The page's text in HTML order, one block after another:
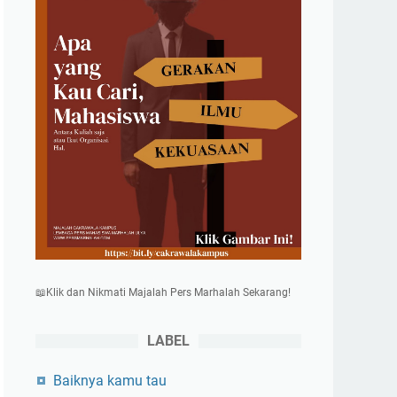
📖Klik dan Nikmati Majalah Pers Marhalah Sekarang!
LABEL
Baiknya kamu tau